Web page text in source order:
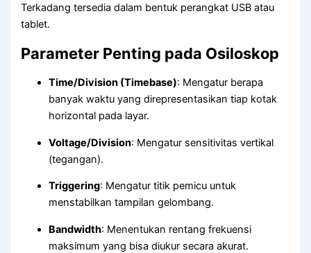
Terkadang tersedia dalam bentuk perangkat USB atau
tablet.
Parameter Penting pada Osiloskop
Time/Division (Timebase): Mengatur berapa
banyak waktu yang direpresentasikan tiap kotak
horizontal pada layar.
Voltage/Division: Mengatur sensitivitas vertikal
(tegangan).
Triggering: Mengatur titik pemicu untuk
menstabilkan tampilan gelombang.
Bandwidth: Menentukan rentang frekuensi
maksimum yang bisa diukur secara akurat.